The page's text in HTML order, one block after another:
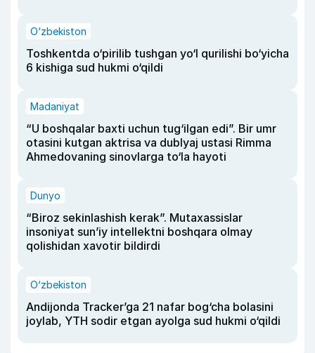
O‘zbekiston
Toshkentda o‘pirilib tushgan yo‘l qurilishi bo‘yicha
6 kishiga sud hukmi o‘qildi
Madaniyat
“U boshqalar baxti uchun tug‘ilgan edi”. Bir umr
otasini kutgan aktrisa va dublyaj ustasi Rimma
Ahmedovaning sinovlarga to‘la hayoti
Dunyo
“Biroz sekinlashish kerak”. Mutaxassislar
insoniyat sun’iy intellektni boshqara olmay
qolishidan xavotir bildirdi
O‘zbekiston
Andijonda Tracker’ga 21 nafar bog‘cha bolasini
joylab, YTH sodir etgan ayolga sud hukmi o‘qildi